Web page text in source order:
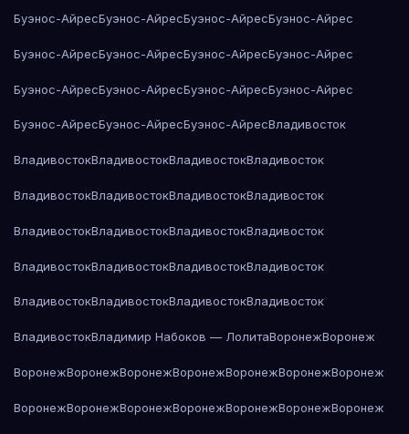
Буэнос-АйресБуэнос-АйресБуэнос-АйресБуэнос-Айрес
Буэнос-АйресБуэнос-АйресБуэнос-АйресБуэнос-Айрес
Буэнос-АйресБуэнос-АйресБуэнос-АйресБуэнос-Айрес
Буэнос-АйресБуэнос-АйресБуэнос-АйресВладивосток
ВладивостокВладивостокВладивостокВладивосток
ВладивостокВладивостокВладивостокВладивосток
ВладивостокВладивостокВладивостокВладивосток
ВладивостокВладивостокВладивостокВладивосток
ВладивостокВладивостокВладивостокВладивосток
ВладивостокВладимир Набоков — ЛолитаВоронежВоронеж
ВоронежВоронежВоронежВоронежВоронежВоронежВоронеж
ВоронежВоронежВоронежВоронежВоронежВоронежВоронеж